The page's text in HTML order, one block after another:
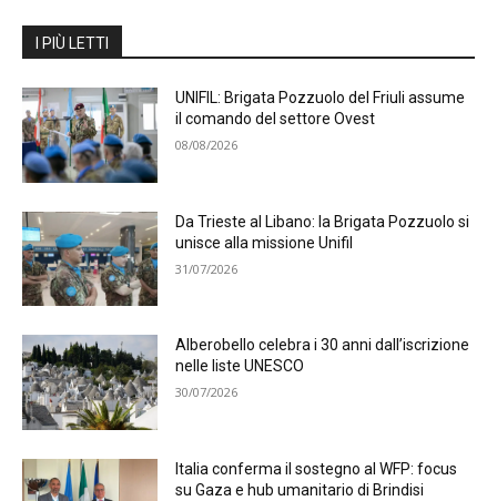
I PIÙ LETTI
UNIFIL: Brigata Pozzuolo del Friuli assume
il comando del settore Ovest
08/08/2026
Da Trieste al Libano: la Brigata Pozzuolo si
unisce alla missione Unifil
31/07/2026
Alberobello celebra i 30 anni dall’iscrizione
nelle liste UNESCO
30/07/2026
Italia conferma il sostegno al WFP: focus
su Gaza e hub umanitario di Brindisi